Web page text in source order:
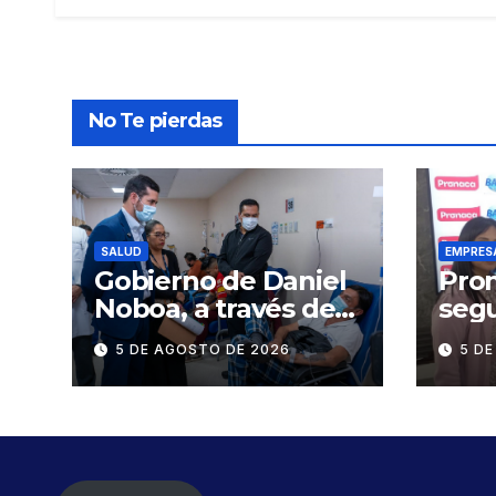
No Te pierdas
SALUD
Gobierno de Daniel
Noboa, a través del
IESS, refuerza el
abastecimiento de
insulina en 86
salud
5 DE AGOSTO DE 2026 5